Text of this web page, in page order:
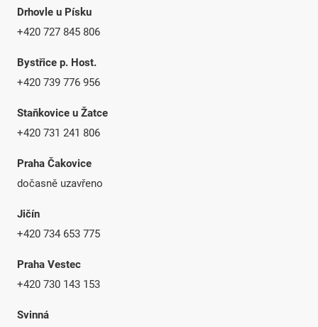
Drhovle u Písku
+420 727 845 806
Bystřice p. Host.
+420 739 776 956
Staňkovice u Žatce
+420 731 241 806
Praha Čakovice
dočasně uzavřeno
Jičín
+420 734 653 775
Praha Vestec
+420 730 143 153
Svinná